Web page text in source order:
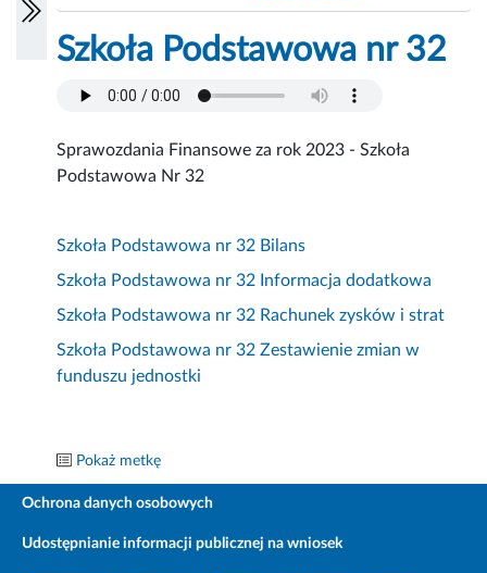
Szkoła Podstawowa nr 32
Sprawozdania Finansowe za rok 2023 - Szkoła
Podstawowa Nr 32
Szkoła Podstawowa nr 32 Bilans
Szkoła Podstawowa nr 32 Informacja dodatkowa
Szkoła Podstawowa nr 32 Rachunek zysków i strat
Szkoła Podstawowa nr 32 Zestawienie zmian w
funduszu jednostki
Pokaż metkę
Ochrona danych osobowych
Udostępnianie informacji publicznej na wniosek